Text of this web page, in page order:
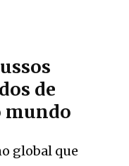
de
mundo
global que